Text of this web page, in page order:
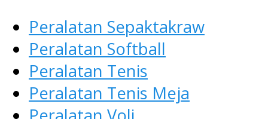
Peralatan Sepaktakraw
Peralatan Softball
Peralatan Tenis
Peralatan Tenis Meja